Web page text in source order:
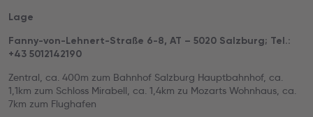
Lage
Fanny-von-Lehnert-Straße 6-8, AT – 5020 Salzburg; Tel.:
+43 5012142190
Zentral, ca. 400m zum Bahnhof Salzburg Hauptbahnhof, ca.
1,1km zum Schloss Mirabell, ca. 1,4km zu Mozarts Wohnhaus, ca.
7km zum Flughafen